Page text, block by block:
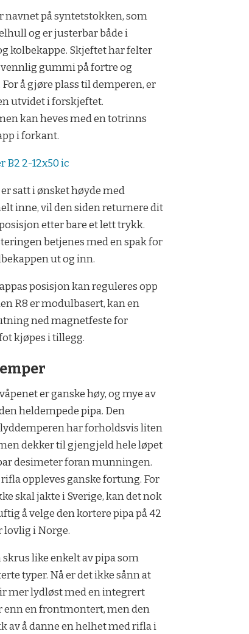
navnet på syntetstokken, som
og er justerbar både i
kolbekappe. Skjeftet har felter
gummi på fortre og
å gjøre plass til demperen, er
utvidet i forskjeftet.
kan heves med en totrinns
i forkant.
B2 2-12x50 ic
satt i ønsket høyde med
inne, vil den siden returnere dit
etter bare et lett trykk.
betjenes med en spak for
ut og inn.
posisjon kan reguleres opp
R8 er modulbasert, kan en
ned magnetfeste for
kjøpes i tillegg.
er ganske høy, og mye av
heldempede pipa. Den
har forholdsvis liten
dekker til gjengjeld hele løpet
desimeter foran munningen.
oppleves ganske fortung. For
skal jakte i Sverige, kan det nok
å velge den kortere pipa på 42
lovlig i Norge.
like enkelt av pipa som
typer. Nå er det ikke sånn at
mer lydløst med en integrert
enn en frontmontert, men den
av å danne en helhet med rifla i